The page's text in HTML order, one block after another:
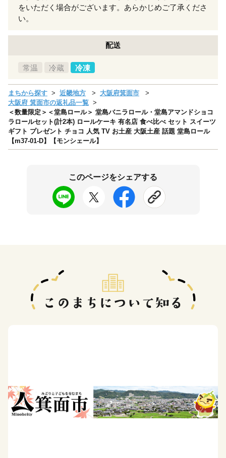
をいただく場合がございます。あらかじめご了承くださ
い。
配送
常温 冷蔵 冷凍
まちから探す 近畿地方
大阪府箕面市
大阪府 箕面市の返礼品一覧
＜数量限定＞＜堂島ロール＞ 堂島バニラロール・堂島アマンドショコ
ラロールセット(計2本) ロールケーキ 有名店 食べ比べ セット スイーツ
ギフト プレゼント チョコ 人気 TV お土産 大阪土産 話題 堂島ロール
【m37-01-D】【モンシェール】
このページをシェアする